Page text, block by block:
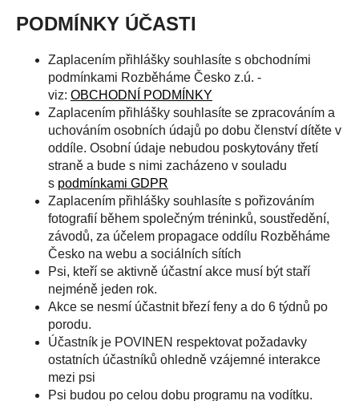
PODMÍNKY ÚČASTI
Zaplacením přihlášky souhlasíte s obchodními
podmínkami Rozběháme Česko z.ú. -
viz: OBCHODNÍ PODMÍNKY
Zaplacením přihlášky souhlasíte se zpracováním a
uchováním osobních údajů po dobu členství dítěte v
oddíle. Osobní údaje nebudou poskytovány třetí
straně a bude s nimi zacházeno v souladu
s podmínkami GDPR
Zaplacením přihlášky souhlasíte s pořizováním
fotografií během společným tréninků, soustředění,
závodů, za účelem propagace oddílu Rozběháme
Česko na webu a sociálních sítích
Psi, kteří se aktivně účastní akce musí být staří
nejméně jeden rok.
Akce se nesmí účastnit březí feny a do 6 týdnů po
porodu.
Účastník je POVINEN respektovat požadavky
ostatních účastníků ohledně vzájemné interakce
mezi psi
Psi budou po celou dobu programu na vodítku.